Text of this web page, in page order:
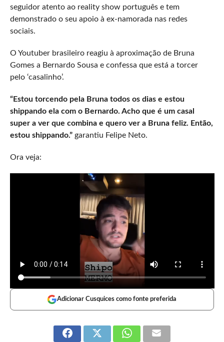
seguidor atento ao reality show português e tem
demonstrado o seu apoio à ex-namorada nas redes
sociais.
O Youtuber brasileiro reagiu à aproximação de Bruna
Gomes a Bernardo Sousa e confessa que está a torcer
pelo ‘casalinho’.
“Estou torcendo pela Bruna todos os dias e estou
shippando ela com o Bernardo. Acho que é um casal
super a ver que combina e quero ver a Bruna feliz. Então,
estou shippando.”garantiu Felipe Neto.
Ora veja:
Adicionar Cusquices como fonte preferida